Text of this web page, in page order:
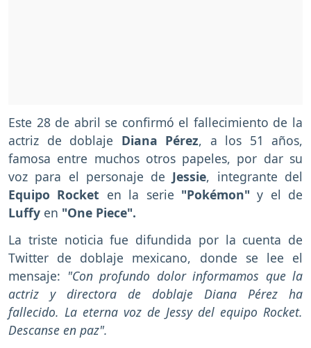
Este 28 de abril se confirmó el fallecimiento de la
actriz de doblaje Diana Pérez, a los 51 años,
famosa entre muchos otros papeles, por dar su
voz para el personaje de Jessie, integrante del
Equipo Rocket en la serie "Pokémon" y el de
Luffy en "One Piece".
La triste noticia fue difundida por la cuenta de
Twitter de doblaje mexicano, donde se lee el
mensaje: "Con profundo dolor informamos que la
actriz y directora de doblaje Diana Pérez ha
fallecido. La eterna voz de Jessy del equipo Rocket.
Descanse en paz".